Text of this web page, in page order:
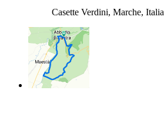
Casette Verdini, Marche, Italia